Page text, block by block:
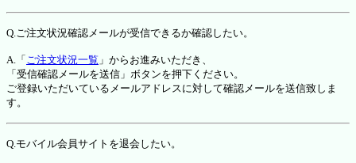
Q.ご注文状況確認メールが受信できるか確認したい。
A.「 ご注文状況一覧 」からお進みいただき、
「受信確認メールを送信」ボタンを押下ください。
ご登録いただいているメールアドレスに対して確認メールを送信致しま
す。
Q.モバイル会員サイトを退会したい。